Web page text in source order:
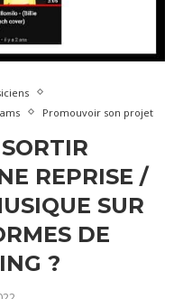
Promouvoir son projet
REPRISE /
SUR
DE
?